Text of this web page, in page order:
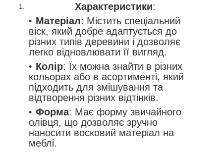
Характеристики:
Матеріал: Містить спеціальний
віск, який добре адаптується до
різних типів деревини і дозволяє
легко відновлювати її вигляд.
Колір: Їх можна знайти в різних
кольорах або в асортименті, який
підходить для змішування та
відтворення різних відтінків.
Форма: Має форму звичайного
олівця, що дозволяє зручно
наносити восковий матеріал на
меблі.